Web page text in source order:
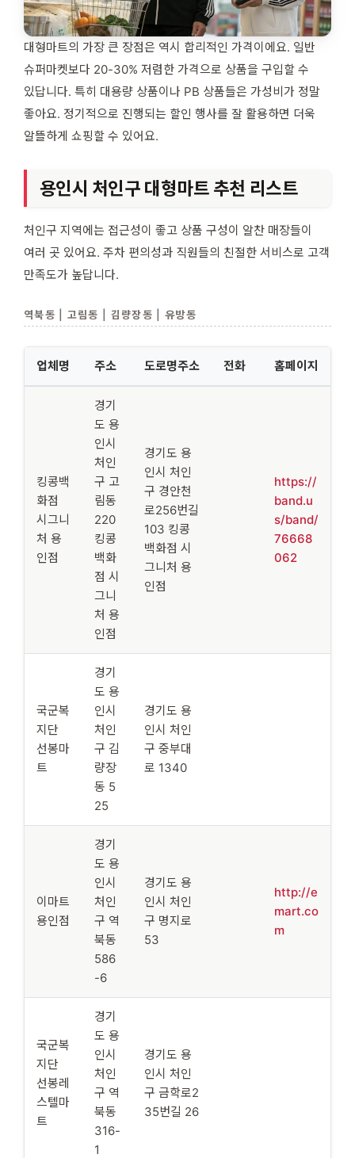
대형마트의 가장 큰 장점은 역시 합리적인 가격이에요. 일반
슈퍼마켓보다 20-30% 저렴한 가격으로 상품을 구입할 수
있답니다. 특히 대용량 상품이나 PB 상품들은 가성비가 정말
좋아요. 정기적으로 진행되는 할인 행사를 잘 활용하면 더욱
알뜰하게 쇼핑할 수 있어요.
용인시 처인구 대형마트 추천 리스트
처인구 지역에는 접근성이 좋고 상품 구성이 알찬 매장들이
여러 곳 있어요. 주차 편의성과 직원들의 친절한 서비스로 고객
만족도가 높답니다.
역북동 | 고림동 | 김량장동 | 유방동
업체명 주소 도로명주소 전화 홈페이지
킹콩백
화점
시그니
처 용
인점
경기
도 용
인시
처인
구 고
림동
220
킹콩
백화
점 시
그니
처 용
인점
경기도 용
인시 처인
구 경안천
로256번길
103 킹콩
백화점 시
그니처 용
인점
https://
band.u
s/band/
76668
062
국군복
지단
선봉마
트
경기
도 용
인시
처인
구 김
량장
동 5
25
경기도 용
인시 처인
구 중부대
로 1340
이마트
용인점
경기
도 용
인시
처인
구 역
북동
586
-6
경기도 용
인시 처인
구 명지로
53
http://e
mart.co
m
국군복
지단
선봉레
스텔마
트
경기
도 용
인시
처인
구 역
북동
316-
1
경기도 용
인시 처인
구 금학로2
35번길 26